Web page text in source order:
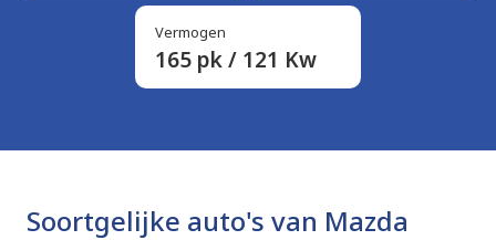
Vermogen
165 pk / 121 Kw
Soortgelijke auto's van Mazda